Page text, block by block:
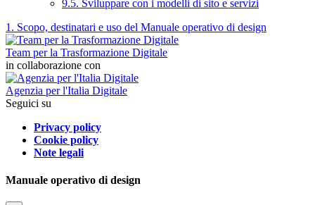
9.5. Sviluppare con i modelli di sito e servizi
1. Scopo, destinatari e uso del Manuale operativo di design
Team per la Trasformazione Digitale
in collaborazione con
Agenzia per l'Italia Digitale
Seguici su
Privacy policy
Cookie policy
Note legali
Manuale operativo di design